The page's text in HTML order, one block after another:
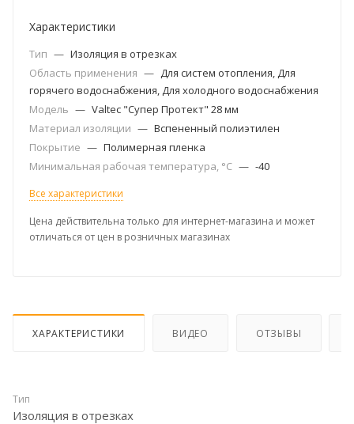
Характеристики
Тип — Изоляция в отрезках
Область применения — Для систем отопления, Для
горячего водоснабжения, Для холодного водоснабжения
Модель — Valtec "Супер Протект" 28 мм
Материал изоляции — Вспененный полиэтилен
Покрытие — Полимерная пленка
Минимальная рабочая температура, °C — -40
Все характеристики
Цена действительна только для интернет-магазина и может
отличаться от цен в розничных магазинах
ХАРАКТЕРИСТИКИ ВИДЕО ОТЗЫВЫ
Тип
Изоляция в отрезках